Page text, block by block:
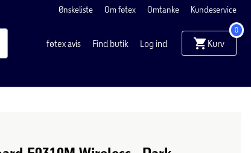
Ønskeliste Om føtex Omtanke Kundeservice
føtex avis Find butik Log ind Kurv
0